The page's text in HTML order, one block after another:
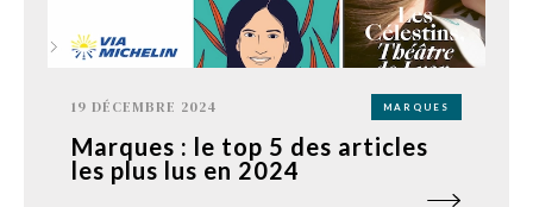
19 DÉCEMBRE 2024 MARQUES
Marques : le top 5 des articles
les plus lus en 2024